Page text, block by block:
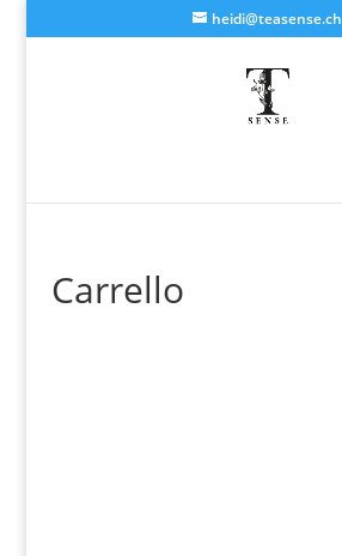
heidi@teasense.ch
Carrello